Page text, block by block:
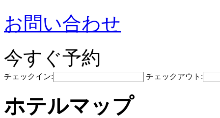
お問い合わせ
今すぐ予約
チェックイン: チェックアウト:
ホテルマップ